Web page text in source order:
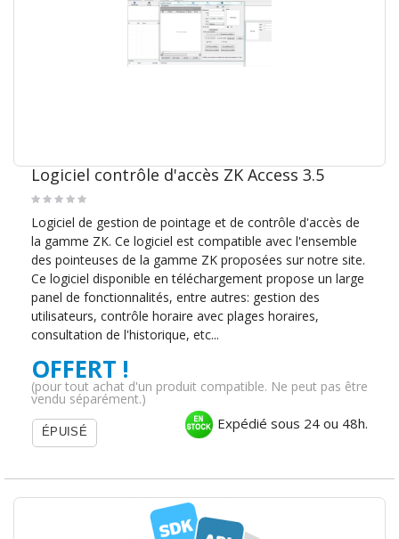
Logiciel contrôle d'accès ZK Access 3.5
Logiciel de gestion de pointage et de contrôle d'accès de
la gamme ZK. Ce logiciel est compatible avec l'ensemble
des pointeuses de la gamme ZK proposées sur notre site.
Ce logiciel disponible en téléchargement propose un large
panel de fonctionnalités, entre autres: gestion des
utilisateurs, contrôle horaire avec plages horaires,
consultation de l'historique, etc...
OFFERT !
(pour tout achat d'un produit compatible. Ne peut pas être
vendu séparément.)
Expédié sous 24 ou 48h.
ÉPUISÉ